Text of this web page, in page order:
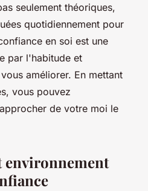
seulement théoriques,
quotidiennement pour
en soi est une
par l'habitude et
améliorer. En mettant
vous pouvez
de votre moi le
environnement